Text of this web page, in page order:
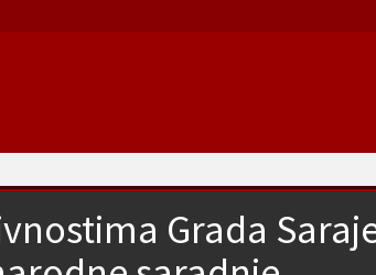
Grada